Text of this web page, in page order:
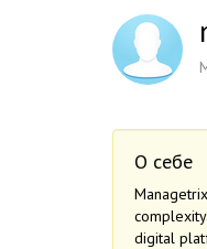
О себе
digital